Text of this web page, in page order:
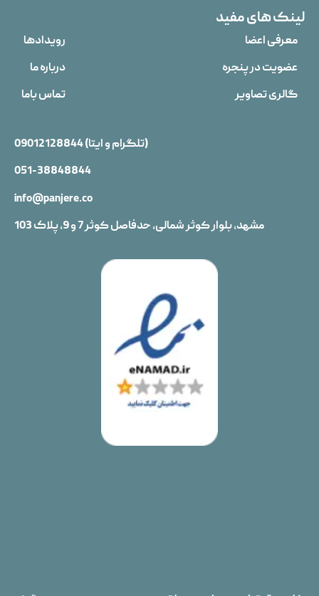
لینک های مفید
معرفی اعضا
عضویت در پنجره
گالری تصاویر
رویدادها
درباره ما
تماس باما
(تلگرام و ایتا)09012128844
051-38848844
info@panjere.co
مشهد، بلوار کوثر شمالی، حدفاصل کوثر 7 و 9، پلاک 103